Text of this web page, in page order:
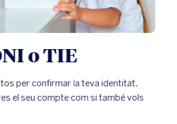
o TIE
per confirmar la teva identitat,
el seu compte com si també vols